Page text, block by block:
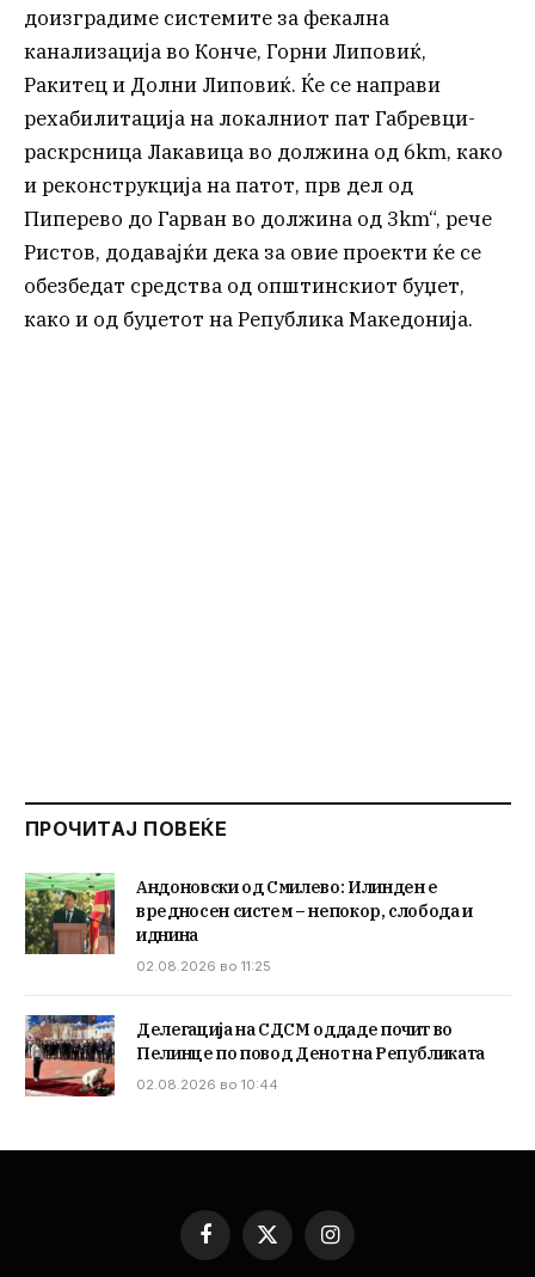
доизградиме системите за фекална
канализација во Конче, Горни Липовиќ,
Ракитец и Долни Липовиќ. Ќе се направи
рехабилитација на локалниот пат Габревци-
раскрсница Лакавица во должина од 6km, како
и реконструкција на патот, прв дел од
Пиперево до Гарван во должина од 3km“, рече
Ристов, додавајќи дека за овие проекти ќе се
обезбедат средства од општинскиот буџет,
како и од буџетот на Република Македонија.
ПРОЧИТАЈ ПОВЕЌЕ
Андоновски од Смилево: Илинден е
вредносен систем – непокор, слобода и
иднина
02.08.2026 во 11:25
Делегација на СДСМ оддаде почит во
Пелинце по повод Денот на Републиката
02.08.2026 во 10:44
Facebook
X
Instagram